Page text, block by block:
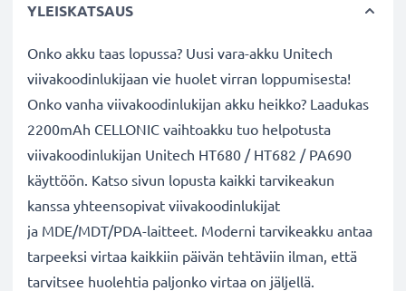
YLEISKATSAUS
Onko akku taas lopussa? Uusi vara-akku Unitech
viivakoodinlukijaan vie huolet virran loppumisesta!
Onko vanha viivakoodinlukijan akku heikko? Laadukas
2200mAh CELLONIC vaihtoakku tuo helpotusta
viivakoodinlukijan Unitech HT680 / HT682 / PA690
käyttöön. Katso sivun lopusta kaikki tarvikeakun
kanssa yhteensopivat viivakoodinlukijat
ja MDE/MDT/PDA-laitteet. Moderni tarvikeakku antaa
tarpeeksi virtaa kaikkiin päivän tehtäviin ilman, että
tarvitsee huolehtia paljonko virtaa on jäljellä.